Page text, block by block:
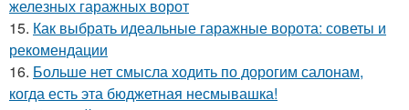
железных гаражных ворот
15. Как выбрать идеальные гаражные ворота: советы и
рекомендации
16. Больше нет смысла ходить по дорогим салонам,
когда есть эта бюджетная несмывашка!